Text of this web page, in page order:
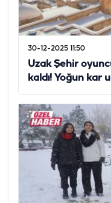
30-12-2025 11:50
Uzak Şehir
kaldı! Yoğun kar